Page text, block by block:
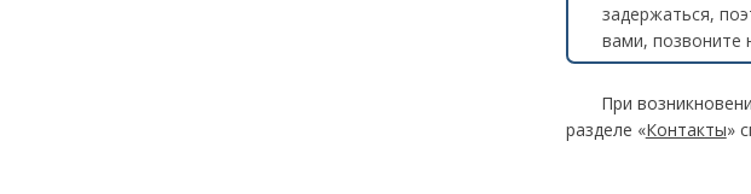
задержаться,
вами, позвоните
При
разделе «Контакты»